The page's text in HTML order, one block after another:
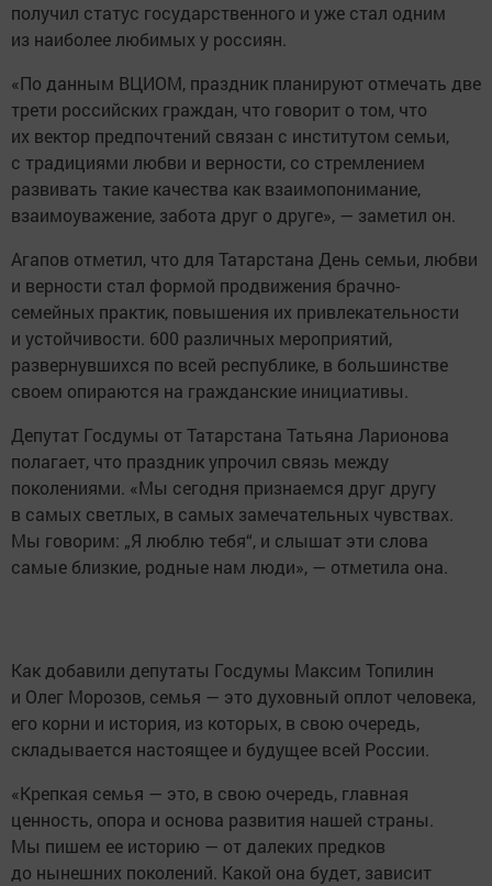
получил статус государственного и уже стал одним
из наиболее любимых у россиян.
«По данным ВЦИОМ, праздник планируют отмечать две
трети российских граждан, что говорит о том, что
их вектор предпочтений связан с институтом семьи,
с традициями любви и верности, со стремлением
развивать такие качества как взаимопонимание,
взаимоуважение, забота друг о друге», — заметил он.
Агапов отметил, что для Татарстана День семьи, любви
и верности стал формой продвижения брачно-
семейных практик, повышения их привлекательности
и устойчивости. 600 различных мероприятий,
развернувшихся по всей республике, в большинстве
своем опираются на гражданские инициативы.
Депутат Госдумы от Татарстана Татьяна Ларионова
полагает, что праздник упрочил связь между
поколениями. «Мы сегодня признаемся друг другу
в самых светлых, в самых замечательных чувствах.
Мы говорим: „Я люблю тебя“, и слышат эти слова
самые близкие, родные нам люди», — отметила она.
Как добавили депутаты Госдумы Максим Топилин
и Олег Морозов, семья — это духовный оплот человека,
его корни и история, из которых, в свою очередь,
складывается настоящее и будущее всей России.
«Крепкая семья — это, в свою очередь, главная
ценность, опора и основа развития нашей страны.
Мы пишем ее историю — от далеких предков
до нынешних поколений. Какой она будет, зависит